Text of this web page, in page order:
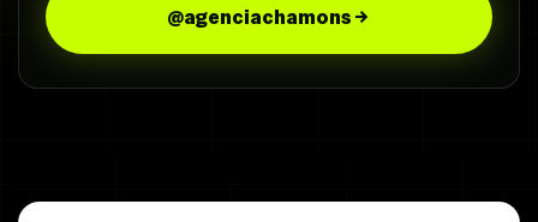
@agenciachamons